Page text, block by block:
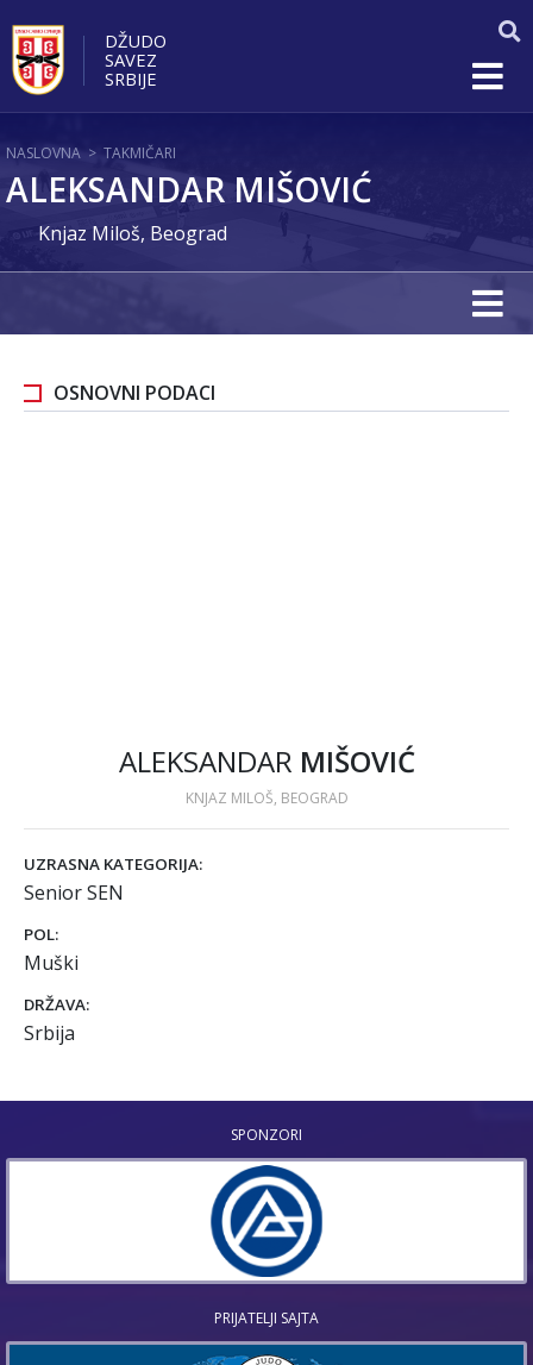
DŽUDO
SAVEZ
SRBIJE
NASLOVNA > TAKMIČARI
ALEKSANDAR MIŠOVIĆ
Knjaz Miloš, Beograd
OSNOVNI PODACI
ALEKSANDAR MIŠOVIĆ
KNJAZ MILOŠ, BEOGRAD
UZRASNA KATEGORIJA:
Senior SEN
POL:
Muški
DRŽAVA:
Srbija
SPONZORI
PRIJATELJI SAJTA